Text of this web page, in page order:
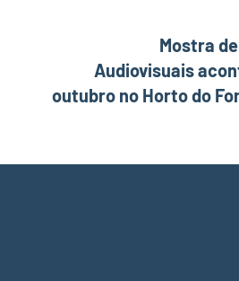
Mostra
Audiovisuais
outubro no Horto do